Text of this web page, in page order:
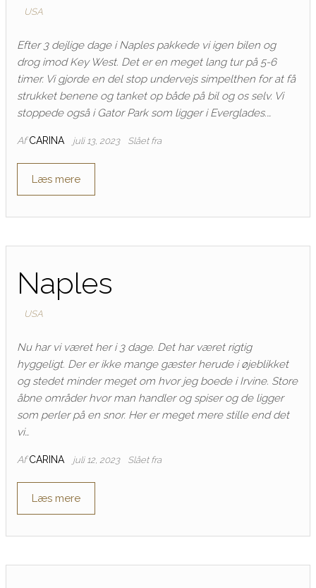
USA
Efter 3 dejlige dage i Naples pakkede vi igen bilen og
drog imod Key West. Det er en meget lang tur på 5-6
timer. Vi gjorde en del stop undervejs simpelthen for at få
strukket benene og tanket op både på bil og os selv. Vi
stoppede også i Gator Park som ligger i Everglades.…
Af CARINA juli 13, 2023 Slået fra
Læs mere
Naples
USA
Nu har vi været her i 3 dage. Det har været rigtig
hyggeligt. Der er ikke mange gæster herude i øjeblikket
og stedet minder meget om hvor jeg boede i Irvine. Store
åbne områder hvor man handler og spiser og de ligger
som perler på en snor. Her er meget mere stille end det
vi…
Af CARINA juli 12, 2023 Slået fra
Læs mere